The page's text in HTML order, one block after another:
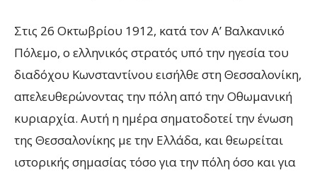
Στις 26 Οκτωβρίου 1912, κατά τον Α’ Βαλκανικό
Πόλεμο, ο ελληνικός στρατός υπό την ηγεσία του
διαδόχου Κωνσταντίνου εισήλθε στη Θεσσαλονίκη,
απελευθερώνοντας την πόλη από την Οθωμανική
κυριαρχία. Αυτή η ημέρα σηματοδοτεί την ένωση
της Θεσσαλονίκης με την Ελλάδα, και θεωρείται
ιστορικής σημασίας τόσο για την πόλη όσο και για